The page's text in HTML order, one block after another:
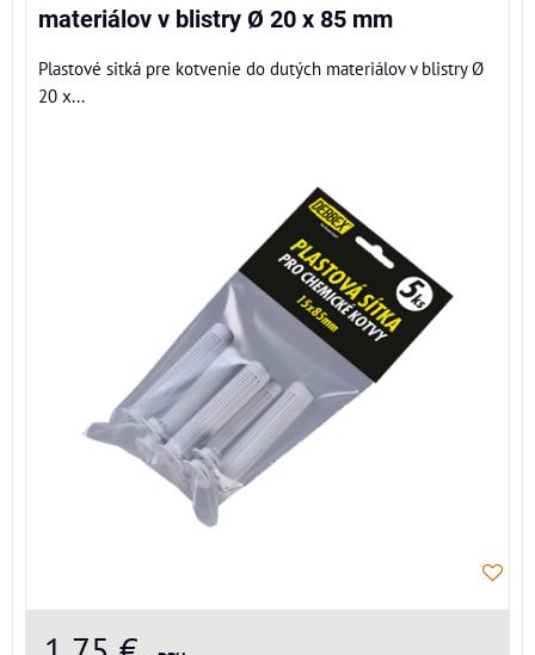
materiálov v blistry Ø 20 x 85 mm
Plastové sitká pre kotvenie do dutých materiálov v blistry Ø
20 x...